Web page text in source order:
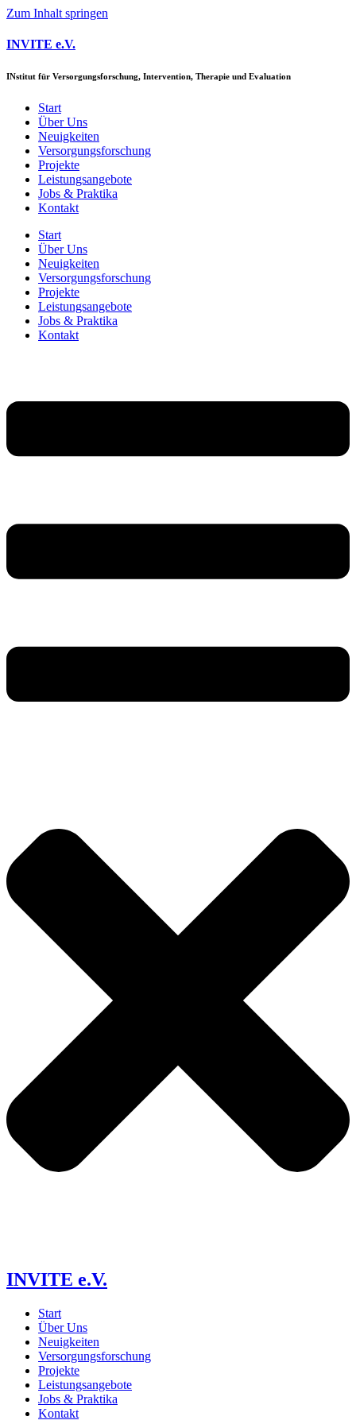
Zum Inhalt springen
INVITE e.V.
INstitut für Versorgungsforschung, Intervention, Therapie und Evaluation
Start
Über Uns
Neuigkeiten
Versorgungs­forschung
Projekte
Leistungsangebote
Jobs & Praktika
Kontakt
Start
Über Uns
Neuigkeiten
Versorgungs­forschung
Projekte
Leistungsangebote
Jobs & Praktika
Kontakt
INVITE e.V.
Start
Über Uns
Neuigkeiten
Versorgungs­forschung
Projekte
Leistungsangebote
Jobs & Praktika
Kontakt